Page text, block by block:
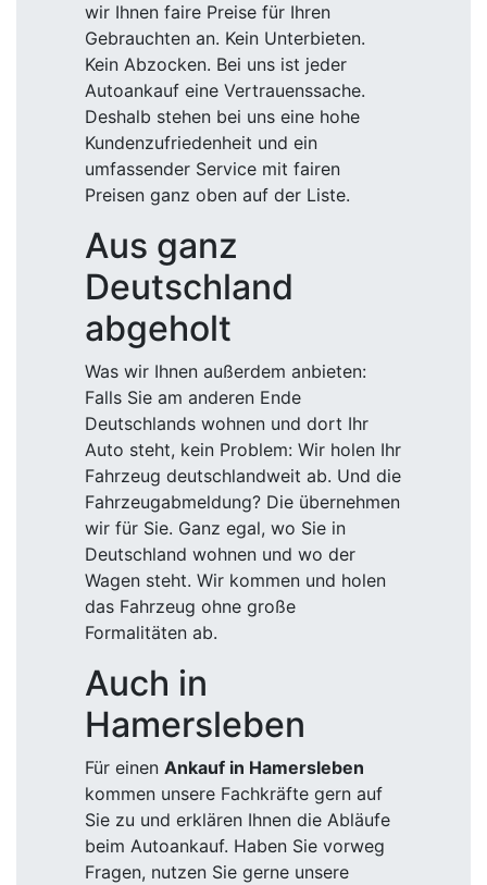
wir Ihnen faire Preise für Ihren
Gebrauchten an. Kein Unterbieten.
Kein Abzocken. Bei uns ist jeder
Autoankauf eine Vertrauenssache.
Deshalb stehen bei uns eine hohe
Kundenzufriedenheit und ein
umfassender Service mit fairen
Preisen ganz oben auf der Liste.
Aus ganz
Deutschland
abgeholt
Was wir Ihnen außerdem anbieten:
Falls Sie am anderen Ende
Deutschlands wohnen und dort Ihr
Auto steht, kein Problem: Wir holen Ihr
Fahrzeug deutschlandweit ab. Und die
Fahrzeugabmeldung? Die übernehmen
wir für Sie. Ganz egal, wo Sie in
Deutschland wohnen und wo der
Wagen steht. Wir kommen und holen
das Fahrzeug ohne große
Formalitäten ab.
Auch in
Hamersleben
Für einen Ankauf in Hamersleben
kommen unsere Fachkräfte gern auf
Sie zu und erklären Ihnen die Abläufe
beim Autoankauf. Haben Sie vorweg
Fragen, nutzen Sie gerne unsere